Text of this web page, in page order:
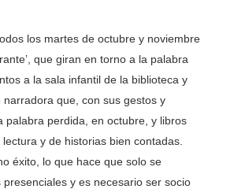
los martes de octubre y noviembre
que giran en torno a la palabra
a la sala infantil de la biblioteca y
que, con sus gestos y
palabra perdida, en octubre, y libros
y de historias bien contadas.
éxito, lo que hace que solo se
y es necesario ser socio